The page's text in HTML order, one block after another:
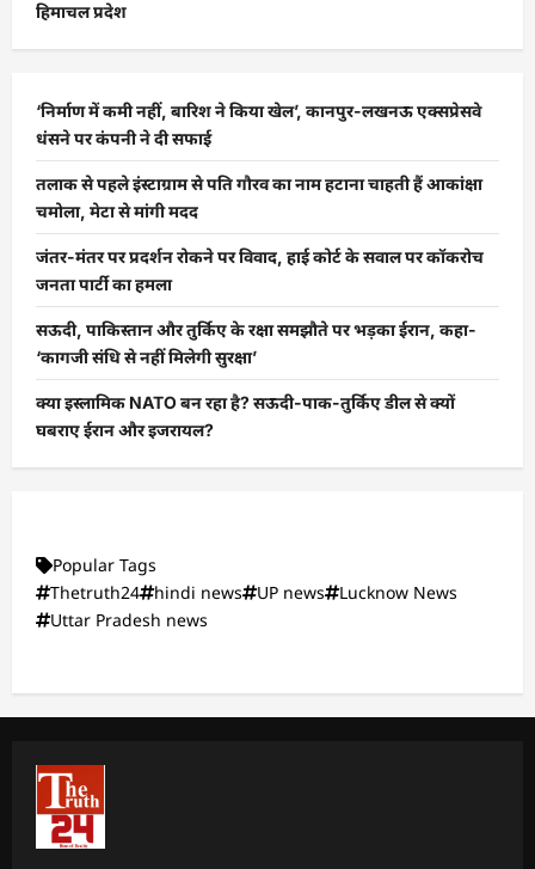
हिमाचल प्रदेश
‘निर्माण में कमी नहीं, बारिश ने किया खेल’, कानपुर-लखनऊ एक्सप्रेसवे
धंसने पर कंपनी ने दी सफाई
तलाक से पहले इंस्टाग्राम से पति गौरव का नाम हटाना चाहती हैं आकांक्षा
चमोला, मेटा से मांगी मदद
जंतर-मंतर पर प्रदर्शन रोकने पर विवाद, हाई कोर्ट के सवाल पर कॉकरोच
जनता पार्टी का हमला
सऊदी, पाकिस्तान और तुर्किए के रक्षा समझौते पर भड़का ईरान, कहा-
‘कागजी संधि से नहीं मिलेगी सुरक्षा’
क्या इस्लामिक NATO बन रहा है? सऊदी-पाक-तुर्किए डील से क्यों
घबराए ईरान और इजरायल?
Popular Tags
Thetruth24
hindi news UP news
Lucknow News
Uttar Pradesh news